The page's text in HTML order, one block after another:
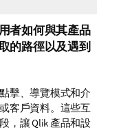
者如何與其產品
的路徑以及遇到
擊、導覽模式和介
客戶資料。這些互
，讓Qlik 產品和設